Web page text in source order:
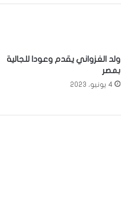
ولد الغزواني يقدم وعودا للجالية
بمصر
4 يونيو، 2023